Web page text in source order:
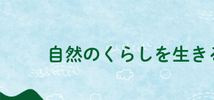
自然のくらしを生き